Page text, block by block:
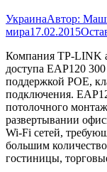
УкраинаАвтор:
мира17.02.2015
Компания TP-LINK
доступа EAP120
поддержкой POE,
подключения.
потолочного
развертывании
Wi-Fi сетей,
большим
гостиницы,